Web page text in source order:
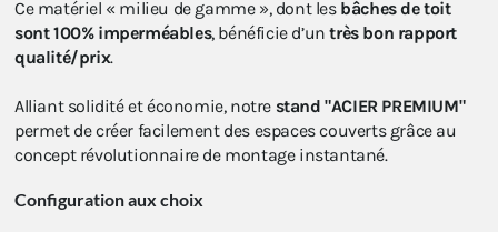
Ce matériel « milieu de gamme », dont les bâches de toit
sont100% imperméables, bénéficie d’un très bon rapport
qualité/prix.
Alliant solidité et économie, notre stand "ACIER PREMIUM"
permet de créer facilement des espaces couverts grâce au
concept révolutionnaire de montage instantané.
Configuration aux choix